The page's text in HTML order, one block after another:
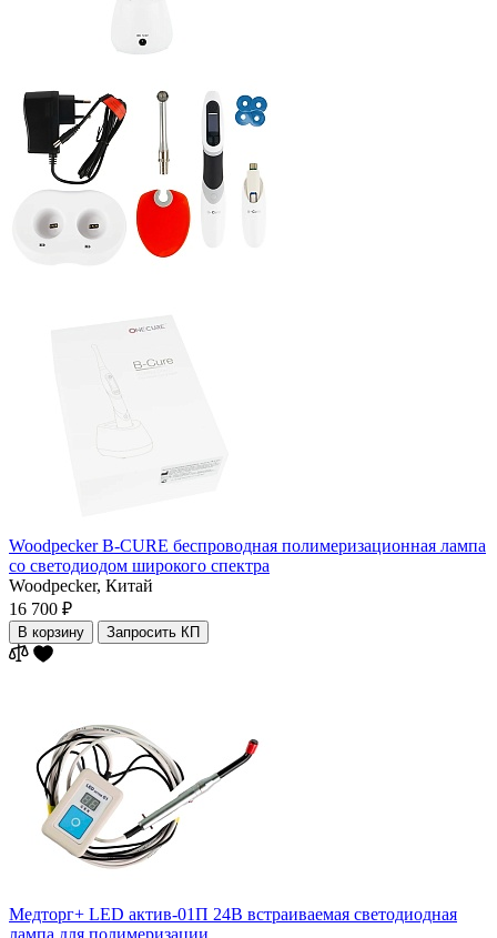
Woodpecker B-CURE беспроводная полимеризационная лампа
со светодиодом широкого спектра
Woodpecker, Китай
16 700 ₽
В корзину Запросить КП
Медторг+ LED актив-01П 24В встраиваемая светодиодная